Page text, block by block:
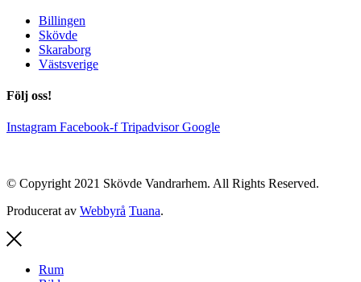
Billingen
Skövde
Skaraborg
Västsverige
Följ oss!
Instagram Facebook-f Tripadvisor Google
© Copyright 2021 Skövde Vandrarhem. All Rights Reserved.
Producerat av Webbyrå Tuana.
Rum